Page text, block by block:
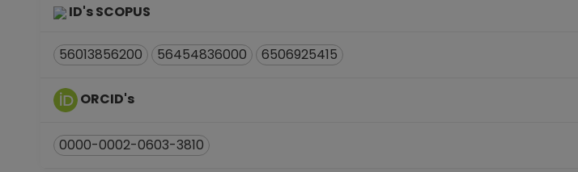
ID's SCOPUS
56013856200 56454836000 6506925415
ORCID's
0000-0002-0603-3810